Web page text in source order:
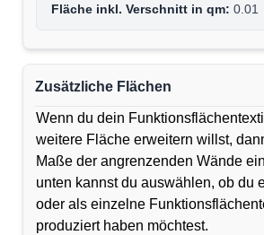
Fläche inkl. Verschnitt in qm: 0.01
Zusätzliche Flächen
Wenn du dein
weitere Fläche erweitern willst,
Maße der angrenzenden Wände
unten kannst du auswählen, ob du
oder als einzelne
produziert haben möchtest.